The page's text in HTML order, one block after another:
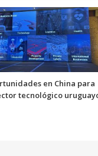
en China para
tecnológico